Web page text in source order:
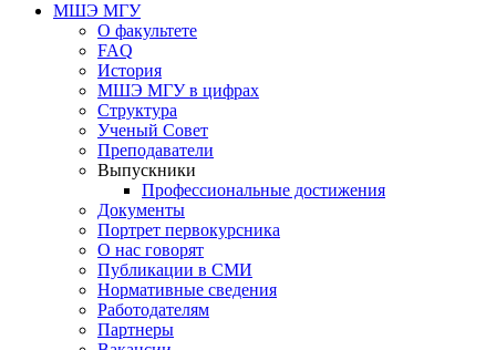
МШЭ МГУ
О факультете
FAQ
История
МШЭ МГУ в цифрах
Структура
Ученый Совет
Преподаватели
Выпускники
Профессиональные достижения
Документы
Портрет первокурсника
О нас говорят
Публикации в СМИ
Нормативные сведения
Работодателям
Партнеры